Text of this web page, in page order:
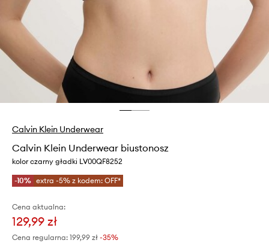
Calvin Klein Underwear
Calvin Klein Underwear biustonosz
kolor czarny gładki LV00QF8252
-10% extra -5% z kodem: OFF*
Cena aktualna:
129,99 zł
Cena regularna: 199,99 zł -35%